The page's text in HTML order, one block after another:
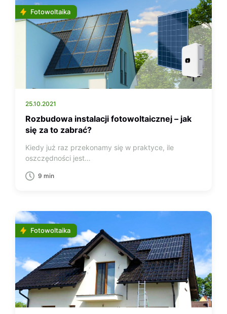
Fotowoltaika
25.10.2021
Rozbudowa instalacji fotowoltaicznej – jak
się za to zabrać?
Kiedy już raz przekonamy się w praktyce, ile
oszczędności jest…
9 min
Fotowoltaika